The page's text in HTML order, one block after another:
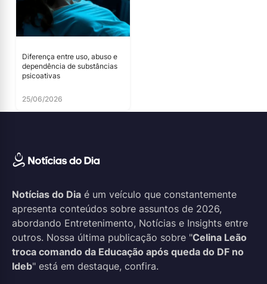
Diferença entre uso, abuso e
dependência de substâncias
psicoativas
25/06/2026
Notícias do Dia é um veículo que constantemente
apresenta conteúdos sobre assuntos de 2026,
abordando Entretenimento, Notícias e Insights entre
outros. Nossa última publicação sobre "Celina Leão
troca comando da Educação após queda do DF no
Ideb" está em destaque, confira.